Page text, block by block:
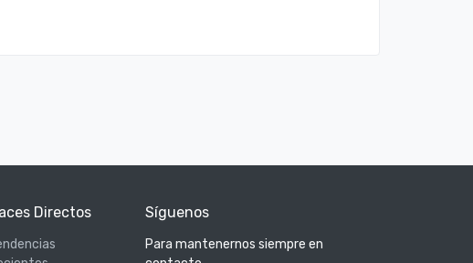
Directos Síguenos
Para mantenernos siempre en